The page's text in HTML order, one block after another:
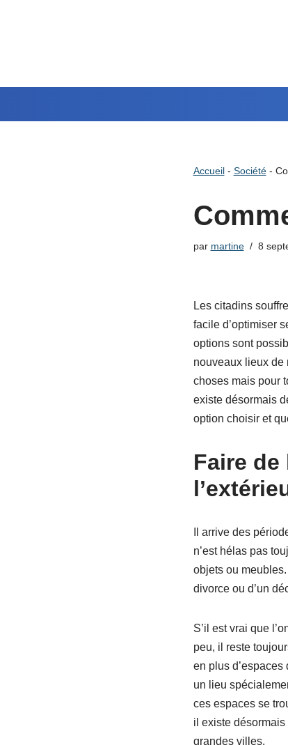
Accueil- Société-
par martine 8
Les citadins
facile d’optimiser
options sont
nouveaux lieux de
choses mais pour
existe désormais
option choisir et
Faire
Il arrive des
n’est hélas pas
objets ou
divorce ou d’un
S’il est vrai que
peu, il reste
en plus d’espaces
un lieu
ces espaces se
il existe
grandes villes.